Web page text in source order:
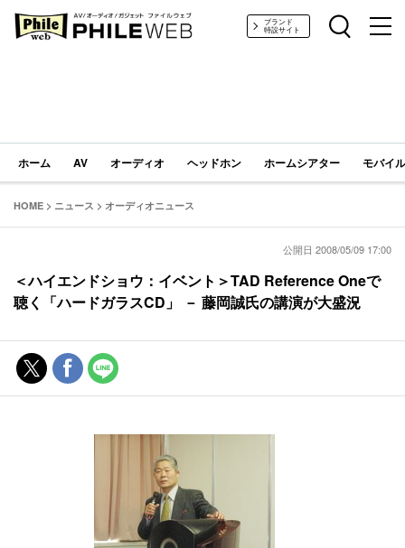
PHILE WEB｜AV/オーディオ/ガジェットブランド
特設サイト
ホーム AV オーディオ ヘッドホン ホームシアター モバイ
HOME > ニュース > オーディオニュース
公開日 2008/05/09 17:00
＜ハイエンドショウ：イベント＞TAD Reference Oneで
聴く「ハードガラスCD」 － 藤岡誠氏の講演が大盛況